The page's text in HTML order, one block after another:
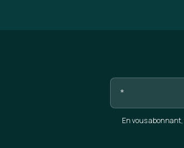
En vous